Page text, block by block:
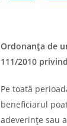
Ordonanţa de
111/2010
Pe toată
beneficiarul
adeverinţe sau